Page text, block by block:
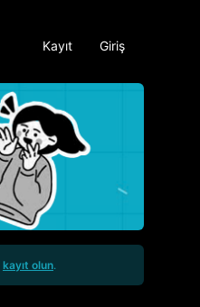
Kayıt Giriş
kayıt olun.